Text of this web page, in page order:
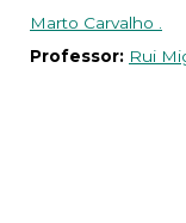
Marto Carvalho .
Professor: Rui